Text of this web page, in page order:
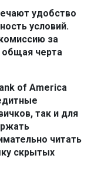
удобство
условий.
за
черта
of America
так и для
читать
скрытых